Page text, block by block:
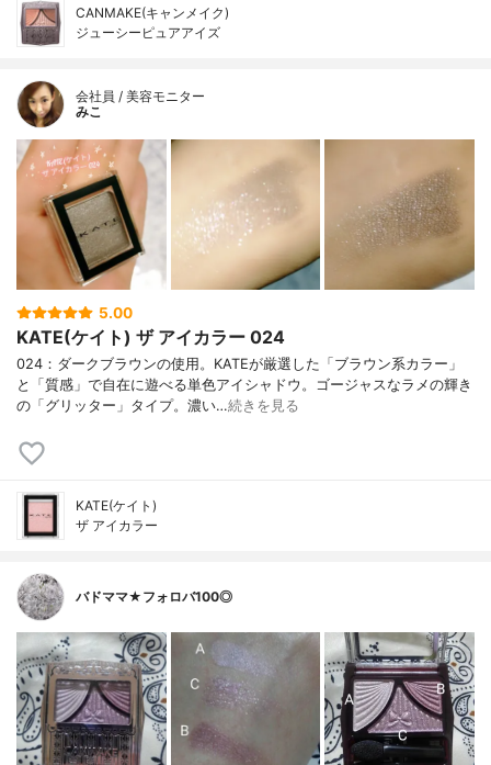
CANMAKE(キャンメイク)
ジューシーピュアアイズ
会社員 / 美容モニター
みこ
5.00
KATE(ケイト) ザ アイカラー 024
024：ダークブラウンの使用。KATEが厳選した「ブラウン系カラー」
と「質感」で自在に遊べる単色アイシャドウ。ゴージャスなラメの輝き
の「グリッター」タイプ。濃い…続きを見る
KATE(ケイト)
ザ アイカラー
バドママ★フォロバ100◎